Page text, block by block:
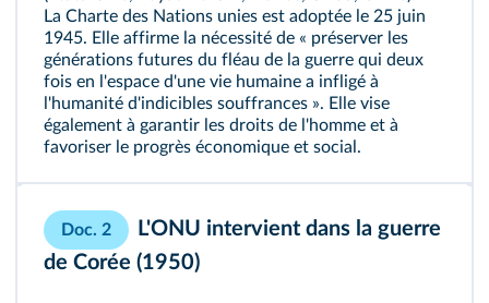
La Charte des Nations unies est adoptée le 25 juin
1945. Elle affirme la nécessité de « préserver les
générations futures du fléau de la guerre qui deux
fois en l'espace d'une vie humaine a infligé à
l'humanité d'indicibles souffrances ». Elle vise
également à garantir les droits de l'homme et à
favoriser le progrès économique et social.
Doc. 2
L'ONU intervient dans la guerre
de Corée (1950)